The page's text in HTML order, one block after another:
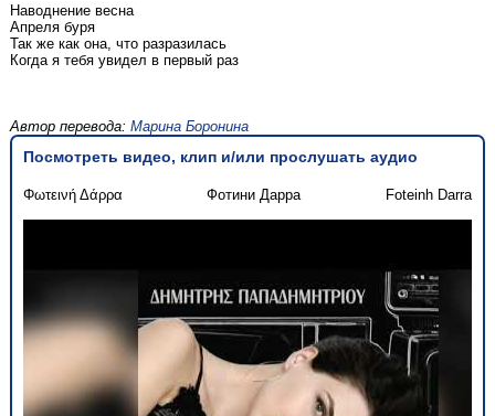
Наводнение весна
Апреля буря
Так же как она, что разразилась
Когда я тебя увидел в первый раз
Автор перевода: Марина Боронина
Посмотреть видео, клип и/или прослушать аудио
Φωτεινή Δάρρα Фотини Дарра Foteinh Darra